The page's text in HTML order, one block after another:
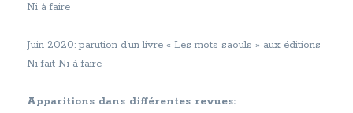
Ni à faire
Juin 2020: parution d’un livre « Les mots saouls » aux éditions
Ni fait Ni à faire
Apparitions dans différentes revues: